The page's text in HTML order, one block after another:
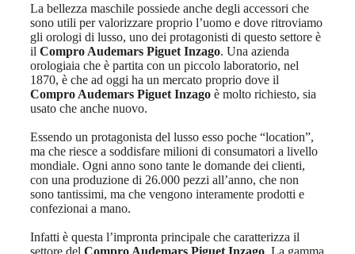
La bellezza maschile possiede anche degli accessori che
sono utili per valorizzare proprio l’uomo e dove ritroviamo
gli orologi di lusso, uno dei protagonisti di questo settore è
il Compro Audemars Piguet Inzago. Una azienda
orologiaia che è partita con un piccolo laboratorio, nel
1870, è che ad oggi ha un mercato proprio dove il
Compro Audemars Piguet Inzago è molto richiesto, sia
usato che anche nuovo.
Essendo un protagonista del lusso esso poche “location”,
ma che riesce a soddisfare milioni di consumatori a livello
mondiale. Ogni anno sono tante le domande dei clienti,
con una produzione di 26.000 pezzi all’anno, che non
sono tantissimi, ma che vengono interamente prodotti e
confezionai a mano.
Infatti è questa l’impronta principale che caratterizza il
settore del Compro Audemars Piguet Inzago. La gamma